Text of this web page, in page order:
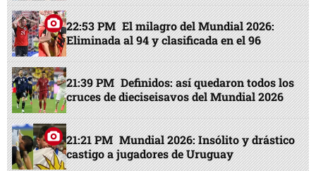
22:53 PM El milagro del Mundial 2026:
Eliminada al 94 y clasificada en el 96
21:39 PM Definidos: así quedaron todos los
cruces de dieciseisavos del Mundial 2026
21:21 PM Mundial 2026: Insólito y drástico
castigo a jugadores de Uruguay